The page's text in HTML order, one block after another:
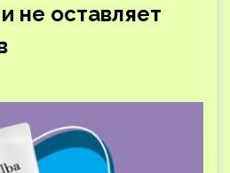
не оставляет